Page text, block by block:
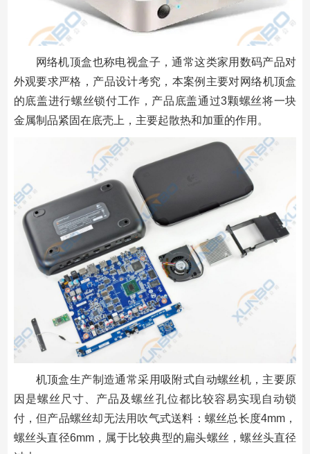
网络机顶盒也称电视盒子，通常这类家用数码产品对
外观要求严格，产品设计考究，本案例主要对网络机顶盒
的底盖进行螺丝锁付工作，产品底盖通过3颗螺丝将一块
金属制品紧固在底壳上，主要起散热和加重的作用。
机顶盒生产制造通常采用吸附式自动螺丝机，主要原
因是螺丝尺寸、产品及螺丝孔位都比较容易实现自动锁
付，但产品螺丝却无法用吹气式送料：螺丝总长度4mm，
螺丝头直径6mm，属于比较典型的扁头螺丝，螺丝头直径